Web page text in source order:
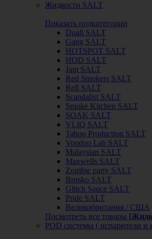
Жидкости SALT
Показать подкатегории
Duall SALT
Gang SALT
HOTSPOT SALT
HQD SALT
Jam SALT
Red Smokers SALT
Rell SALT
Scandalist SALT
Smoke Kitchen SALT
SOAK SALT
VLIQ SALT
Taboo Production SALT
Voodoo Lab SALT
Malaysian SALT
Maxwells SALT
Zombie party SALT
Brusko SALT
Glitch Sauce SALT
Pride SALT
Великобритания / США
Посмотреть все товары
POD системы ( испарители и